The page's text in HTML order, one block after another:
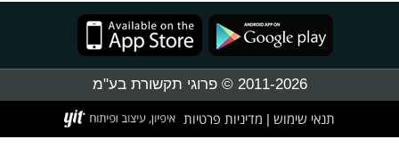
2011-2026 © פרוגי תקשורת בע"מ
תנאי שימוש מדיניות פרטיות